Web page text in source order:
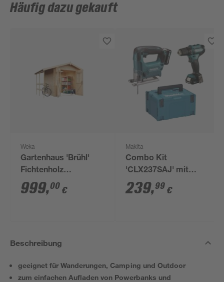
Häufig dazu gekauft
Weka
Gartenhaus 'Brühl'
Fichtenholz
naturbelassen 200 x
200 cm
999,00 €
Makita
Combo Kit
'CLX237SAJ' mit
Bohrschrauber
'DF333DZ' und
239,99 €
Beschreibung
geeignet für Wanderungen, Camping und Outdoor
zum einfachen Aufladen von Powerbanks und